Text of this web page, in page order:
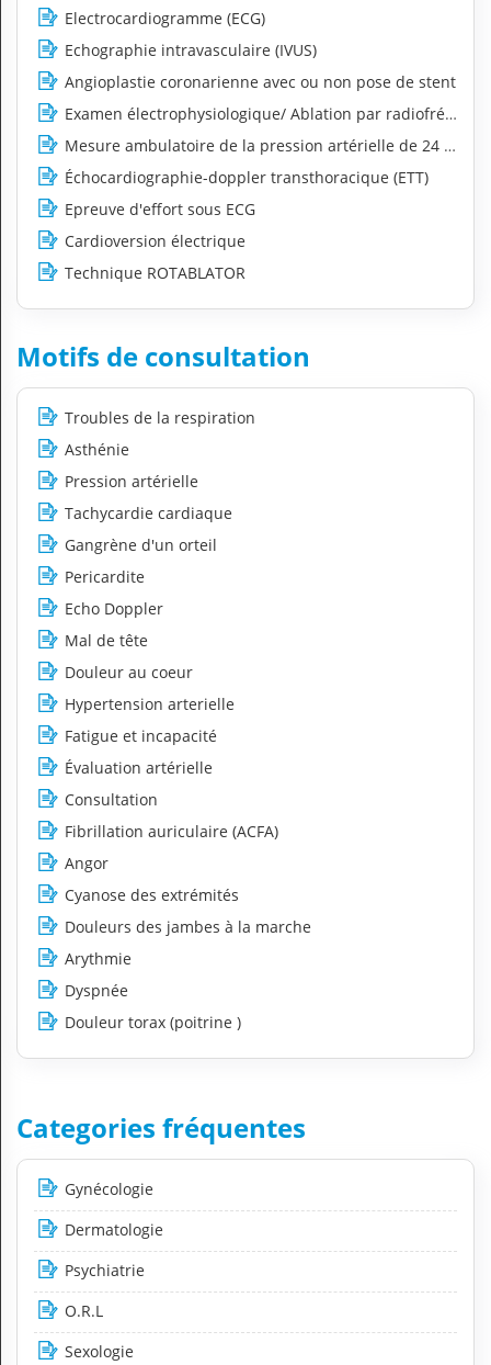
Electrocardiogramme (ECG)
Echographie intravasculaire (IVUS)
Angioplastie coronarienne avec ou non pose de stent
Examen électrophysiologique/ Ablation par
Mesure ambulatoire de la pression artérielle de 24
Échocardiographie-doppler transthoracique (ETT)
Epreuve d'effort sous ECG
Cardioversion électrique
Technique ROTABLATOR
Motifs de consultation
Troubles de la respiration
Asthénie
Pression artérielle
Tachycardie cardiaque
Gangrène d'un orteil
Pericardite
Echo Doppler
Mal de tête
Douleur au coeur
Hypertension arterielle
Fatigue et incapacité
Évaluation artérielle
Consultation
Fibrillation auriculaire (ACFA)
Angor
Cyanose des extrémités
Douleurs des jambes à la marche
Arythmie
Dyspnée
Douleur torax (poitrine )
Categories fréquentes
Gynécologie
Dermatologie
Psychiatrie
O.R.L
Sexologie